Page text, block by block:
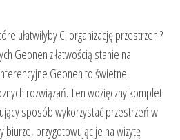
ułatwiłyby Ci organizację przestrzeni?
Geonen z łatwością stanie na
Geonen to świetne
rozwiązań. Ten wdzięczny komplet
sposób wykorzystać przestrzeń w
biurze, przygotowując je na wizytę